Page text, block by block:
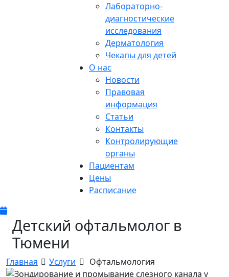
Лабораторно-
диагностические
исследования
Дерматология
Чекапы для детей
О нас
Новости
Правовая
информация
Статьи
Контакты
Контролирующие
органы
Пациентам
Цены
Расписание
Детский офтальмолог в
Тюмени
Главная Услуги Офтальмология